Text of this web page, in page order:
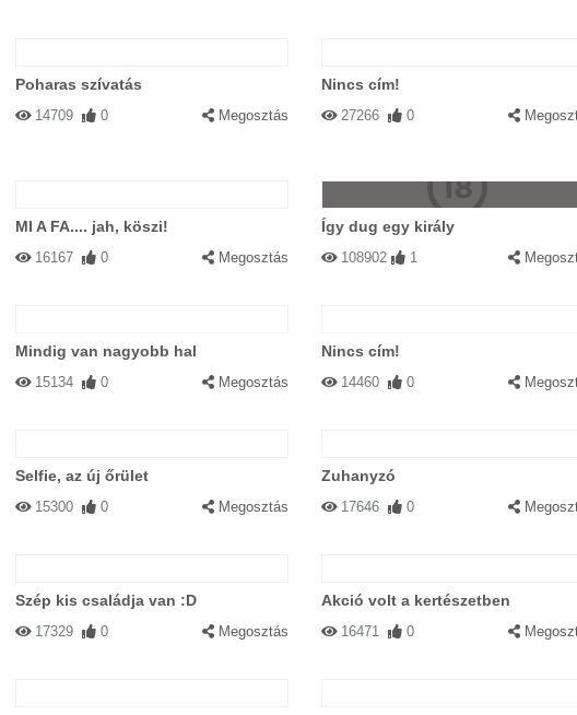
Poharas szívatás
14709 0 Megosztás
Nincs cím!
27266 0
MI A FA.... jah, köszi!
16167 0 Megosztás
Így dug egy király
108902 1
Mindig van nagyobb hal
15134 0 Megosztás
Nincs cím!
14460 0
Selfie, az új őrület
15300 0 Megosztás
Zuhanyzó
17646 0
Szép kis családja van :D
17329 0 Megosztás
Akció volt a kertészetben
16471 0